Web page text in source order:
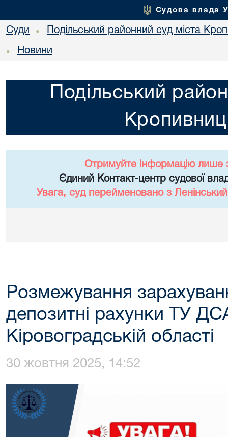
Судова влада
Суди • Подільський районний суд міста
• Новини
Подільський
Отримуйте інформацію лише
Єдиний Контакт-центр судової
Увага, суд перейменовано з
Розмежування
депозитні рахунки ТУ
Кіровоградській області
30 жовтня 2025, 14:52